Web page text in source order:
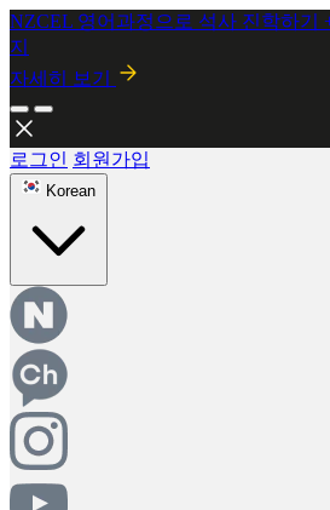
NZCEL 영어과정으로 석사 진학하기
지
자세히 보기
로그인 회원가입
Korean